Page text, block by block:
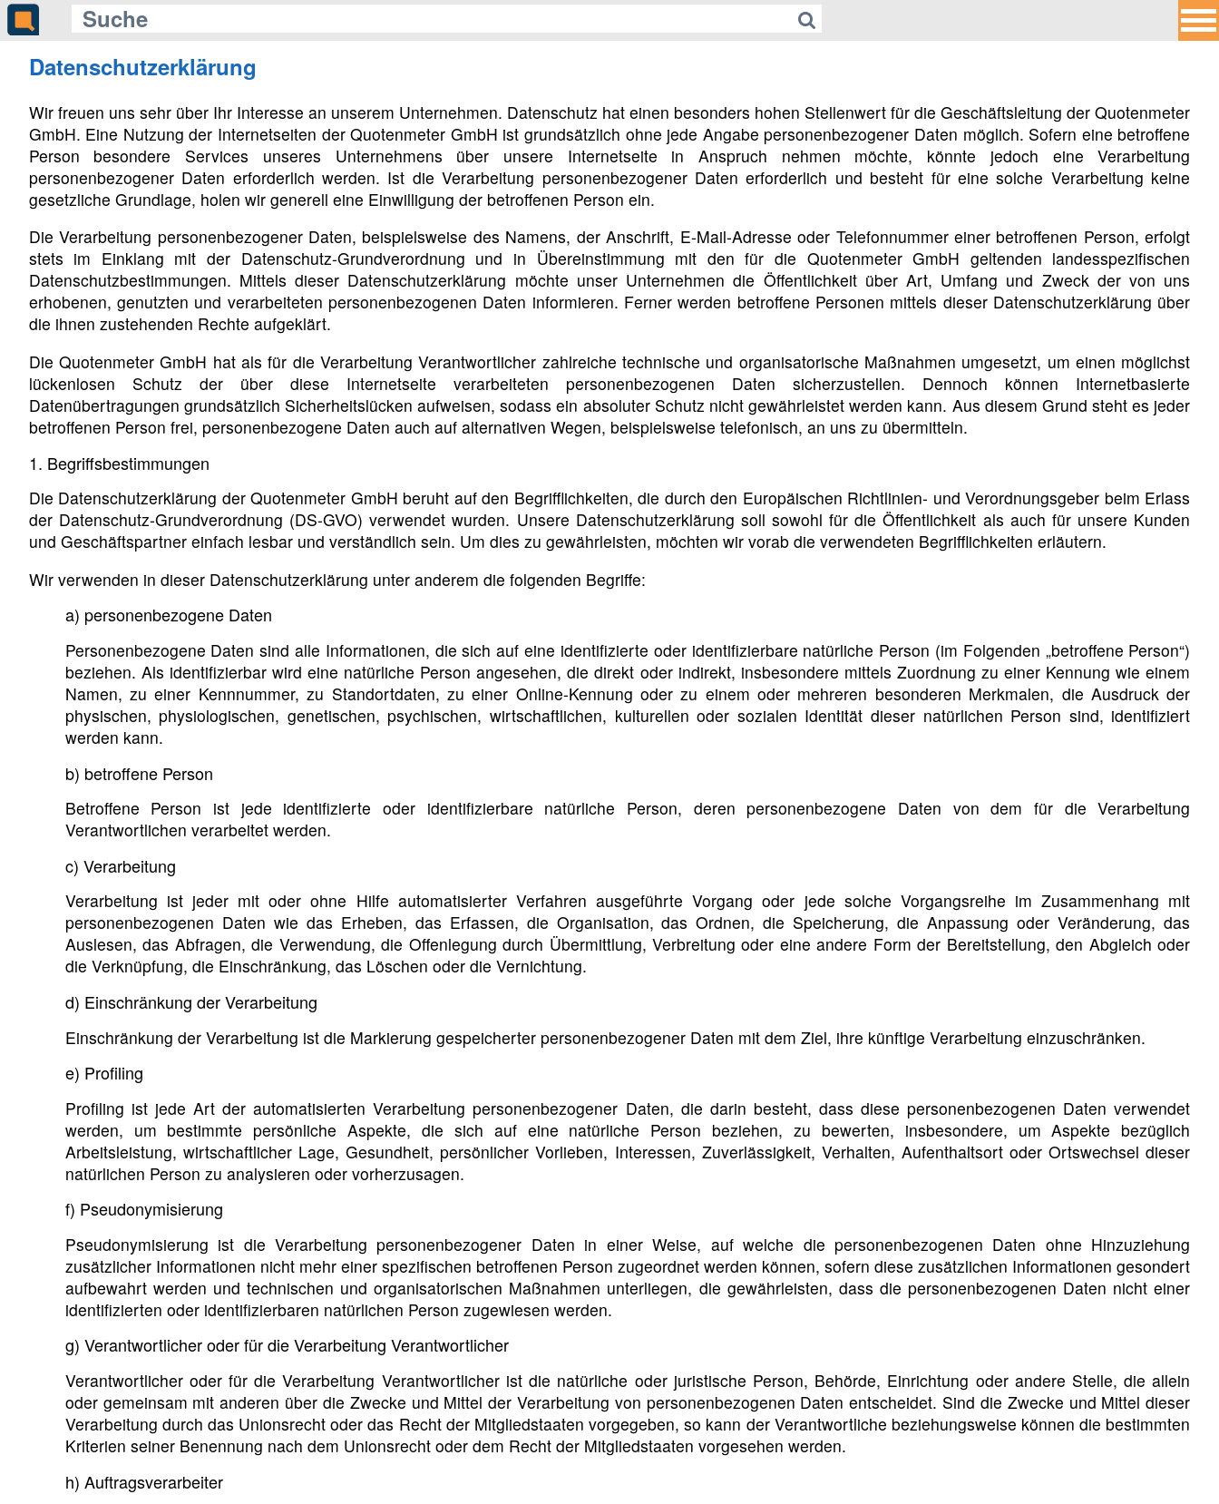
Datenschutzerklärung
Wir freuen uns sehr über Ihr Interesse an unserem Unternehmen. Datenschutz hat einen besonders hohen Stellenwert für die Geschäftsleitung der Quotenmeter
GmbH. Eine Nutzung der Internetseiten der Quotenmeter GmbH ist grundsätzlich ohne jede Angabe personenbezogener Daten möglich. Sofern eine betroffene
Person besondere Services unseres Unternehmens über unsere Internetseite in Anspruch nehmen möchte, könnte jedoch eine Verarbeitung
personenbezogener Daten erforderlich werden. Ist die Verarbeitung personenbezogener Daten erforderlich und besteht für eine solche Verarbeitung keine
gesetzliche Grundlage, holen wir generell eine Einwilligung der betroffenen Person ein.
Die Verarbeitung personenbezogener Daten, beispielsweise des Namens, der Anschrift, E-Mail-Adresse oder Telefonnummer einer betroffenen Person, erfolgt
stets im Einklang mit der Datenschutz-Grundverordnung und in Übereinstimmung mit den für die Quotenmeter GmbH geltenden landesspezifischen
Datenschutzbestimmungen. Mittels dieser Datenschutzerklärung möchte unser Unternehmen die Öffentlichkeit über Art, Umfang und Zweck der von uns
erhobenen, genutzten und verarbeiteten personenbezogenen Daten informieren. Ferner werden betroffene Personen mittels dieser Datenschutzerklärung über
die ihnen zustehenden Rechte aufgeklärt.
Die Quotenmeter GmbH hat als für die Verarbeitung Verantwortlicher zahlreiche technische und organisatorische Maßnahmen umgesetzt, um einen möglichst
lückenlosen Schutz der über diese Internetseite verarbeiteten personenbezogenen Daten sicherzustellen. Dennoch können Internetbasierte
Datenübertragungen grundsätzlich Sicherheitslücken aufweisen, sodass ein absoluter Schutz nicht gewährleistet werden kann. Aus diesem Grund steht es jeder
betroffenen Person frei, personenbezogene Daten auch auf alternativen Wegen, beispielsweise telefonisch, an uns zu übermitteln.
1. Begriffsbestimmungen
Die Datenschutzerklärung der Quotenmeter GmbH beruht auf den Begrifflichkeiten, die durch den Europäischen Richtlinien- und Verordnungsgeber beim Erlass
der Datenschutz-Grundverordnung (DS-GVO) verwendet wurden. Unsere Datenschutzerklärung soll sowohl für die Öffentlichkeit als auch für unsere Kunden
und Geschäftspartner einfach lesbar und verständlich sein. Um dies zu gewährleisten, möchten wir vorab die verwendeten Begrifflichkeiten erläutern.
Wir verwenden in dieser Datenschutzerklärung unter anderem die folgenden Begriffe:
a) personenbezogene Daten
Personenbezogene Daten sind alle Informationen, die sich auf eine identifizierte oder identifizierbare natürliche Person (im Folgenden „betroffene Person“)
beziehen. Als identifizierbar wird eine natürliche Person angesehen, die direkt oder indirekt, insbesondere mittels Zuordnung zu einer Kennung wie einem
Namen, zu einer Kennnummer, zu Standortdaten, zu einer Online-Kennung oder zu einem oder mehreren besonderen Merkmalen, die Ausdruck der
physischen, physiologischen, genetischen, psychischen, wirtschaftlichen, kulturellen oder sozialen Identität dieser natürlichen Person sind, identifiziert
werden kann.
b) betroffene Person
Betroffene Person ist jede identifizierte oder identifizierbare natürliche Person, deren personenbezogene Daten von dem für die Verarbeitung
Verantwortlichen verarbeitet werden.
c) Verarbeitung
Verarbeitung ist jeder mit oder ohne Hilfe automatisierter Verfahren ausgeführte Vorgang oder jede solche Vorgangsreihe im Zusammenhang mit
personenbezogenen Daten wie das Erheben, das Erfassen, die Organisation, das Ordnen, die Speicherung, die Anpassung oder Veränderung, das
Auslesen, das Abfragen, die Verwendung, die Offenlegung durch Übermittlung, Verbreitung oder eine andere Form der Bereitstellung, den Abgleich oder
die Verknüpfung, die Einschränkung, das Löschen oder die Vernichtung.
d) Einschränkung der Verarbeitung
Einschränkung der Verarbeitung ist die Markierung gespeicherter personenbezogener Daten mit dem Ziel, ihre künftige Verarbeitung einzuschränken.
e) Profiling
Profiling ist jede Art der automatisierten Verarbeitung personenbezogener Daten, die darin besteht, dass diese personenbezogenen Daten verwendet
werden, um bestimmte persönliche Aspekte, die sich auf eine natürliche Person beziehen, zu bewerten, insbesondere, um Aspekte bezüglich
Arbeitsleistung, wirtschaftlicher Lage, Gesundheit, persönlicher Vorlieben, Interessen, Zuverlässigkeit, Verhalten, Aufenthaltsort oder Ortswechsel dieser
natürlichen Person zu analysieren oder vorherzusagen.
f) Pseudonymisierung
Pseudonymisierung ist die Verarbeitung personenbezogener Daten in einer Weise, auf welche die personenbezogenen Daten ohne Hinzuziehung
zusätzlicher Informationen nicht mehr einer spezifischen betroffenen Person zugeordnet werden können, sofern diese zusätzlichen Informationen gesondert
aufbewahrt werden und technischen und organisatorischen Maßnahmen unterliegen, die gewährleisten, dass die personenbezogenen Daten nicht einer
identifizierten oder identifizierbaren natürlichen Person zugewiesen werden.
g) Verantwortlicher oder für die Verarbeitung Verantwortlicher
Verantwortlicher oder für die Verarbeitung Verantwortlicher ist die natürliche oder juristische Person, Behörde, Einrichtung oder andere Stelle, die allein
oder gemeinsam mit anderen über die Zwecke und Mittel der Verarbeitung von personenbezogenen Daten entscheidet. Sind die Zwecke und Mittel dieser
Verarbeitung durch das Unionsrecht oder das Recht der Mitgliedstaaten vorgegeben, so kann der Verantwortliche beziehungsweise können die bestimmten
Kriterien seiner Benennung nach dem Unionsrecht oder dem Recht der Mitgliedstaaten vorgesehen werden.
h) Auftragsverarbeiter